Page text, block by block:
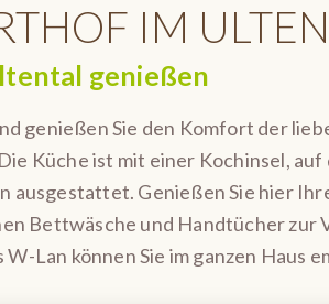
IM
genießen
genießen Sie den Komfort der
Küche ist mit einer Kochinsel,
ausgestattet. Genießen Sie hier
Bettwäsche und Handtücher
Lan können Sie im ganzen Haus